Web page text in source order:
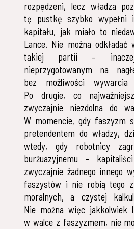
rozpędzeni, lecz władza
tę pustkę szybko wypełni
kapitału, jak miało to
Lance. Nie można
takiej partii –
nieprzygotowanym na
bez możliwości
Po drugie, co
zwyczajnie niezdolna do
W momencie, gdy faszyzm
pretendentem do władzy,
wtedy, gdy robotnicy
burżuazyjnemu –
zwyczajnie żadnego innego
faszystów i nie robią tego
moralnych, a czystej
Nie można więc jakkolwiek
w walce z faszyzmem, nie